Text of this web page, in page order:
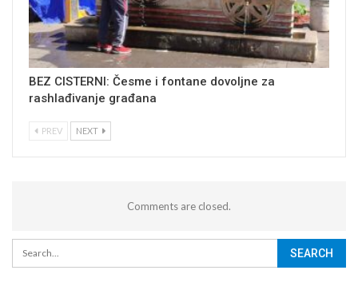
BEZ CISTERNI: Česme i fontane dovoljne za
rashlađivanje građana
PREV NEXT
Comments are closed.